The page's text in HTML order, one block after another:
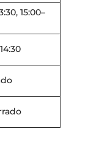
15:00–